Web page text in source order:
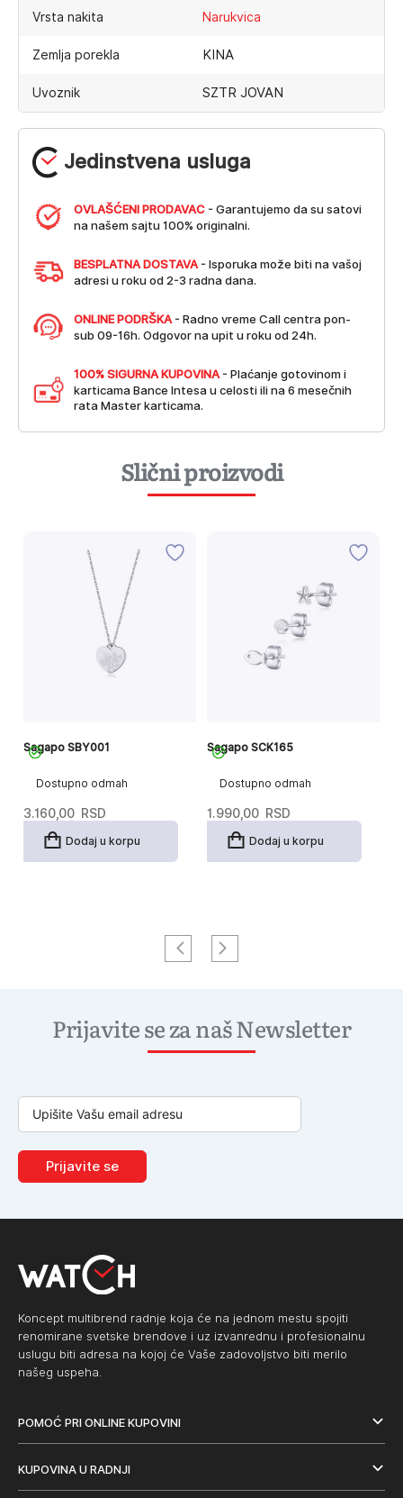
Jedinstvena usluga
OVLAŠĆENI PRODAVAC - Garantujemo da su satovi
na našem sajtu 100% originalni.
BESPLATNA DOSTAVA - Isporuka može biti na vašoj
adresi u roku od 2-3 radna dana.
ONLINE PODRŠKA - Radno vreme Call centra pon-
sub 09-16h. Odgovor na upit u roku od 24h.
100% SIGURNA KUPOVINA - Plaćanje gotovinom i
karticama Bance Intesa u celosti ili na 6 mesečnih
rata Master karticama.
Vrsta nakita Narukvica
Zemlja porekla KINA
Uvoznik SZTR JOVAN
Slični proizvodi
Dostupno odmah
Sagapo SBY001
3.160,00 RSD
Dodaj u korpu
Dostupno odmah
Sagapo SCK165
1.990,00 RSD
Dodaj u korpu
Prijavite se za naš Newsletter
Prijavite se
Koncept multibrend radnje koja će na jednom mestu spojiti
renomirane svetske brendove i uz izvanrednu i profesionalnu
uslugu biti adresa na kojoj će Vaše zadovoljstvo biti merilo
našeg uspeha.
POMOĆ PRI ONLINE KUPOVINI
KUPOVINA U RADNJI